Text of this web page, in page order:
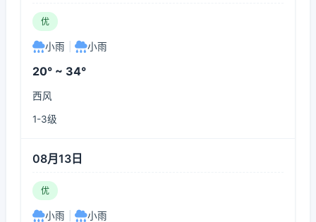
优
小雨 小雨
20° ~ 34°
西风
1-3级
08月13日
优
小雨 小雨